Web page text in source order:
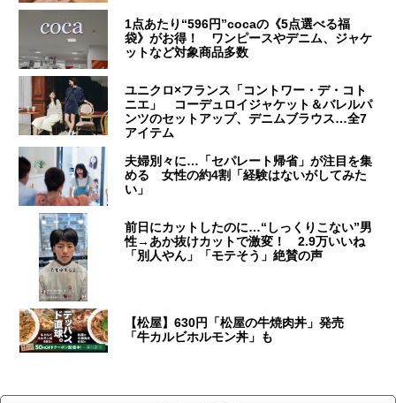
1点あたり“596円”cocaの《5点選べる福
袋》がお得！ ワンピースやデニム、ジャケ
ットなど対象商品多数
ユニクロ×フランス「コントワー・デ・コト
ニエ」 コーデュロイジャケット＆バレルパ
ンツのセットアップ、デニムブラウス…全7
アイテム
夫婦別々に…「セパレート帰省」が注目を集
める 女性の約4割「経験はないがしてみた
い」
前日にカットしたのに…“しっくりこない”男
性→あか抜けカットで激変！ 2.9万いいね
「別人やん」「モテそう」絶賛の声
【松屋】630円「松屋の牛焼肉丼」発売
「牛カルビホルモン丼」も